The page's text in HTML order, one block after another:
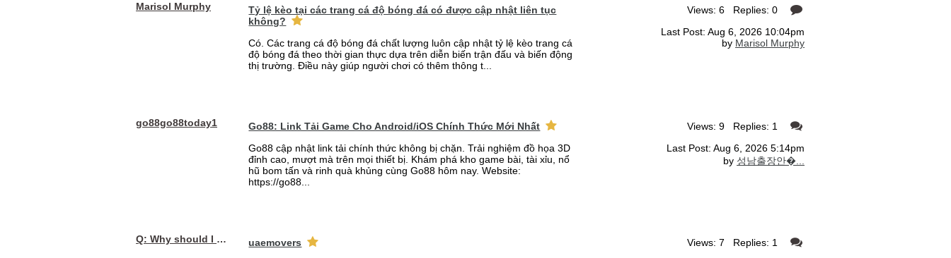
Marisol Murphy
Tỷ lệ kèo tại các trang cá độ bóng đá có được cập nhật liên tục
không?
Có. Các trang cá độ bóng đá chất lượng luôn cập nhật tỷ lệ kèo trang cá
độ bóng đá theo thời gian thực dựa trên diễn biến trận đấu và biến động
thị trường. Điều này giúp người chơi có thêm thông t...
Views: 6 Replies: 0
Last Post: Aug 6, 2026 10:04pm
by Marisol Murphy
go88go88today1
Go88: Link Tải Game Cho Android/iOS Chính Thức Mới Nhất
Go88 cập nhật link tải chính thức không bị chặn. Trải nghiệm đồ họa 3D
đỉnh cao, mượt mà trên mọi thiết bị. Khám phá kho game bài, tài xỉu, nổ
hũ bom tấn và rinh quà khủng cùng Go88 hôm nay. Website:
https://go88...
Views: 9 Replies: 1
Last Post: Aug 6, 2026 5:14pm
by 성남출장안�...
Q: Why should I choose affordable handyman movers in Dubai for my relocation and maintenance needs?
uaemovers
Views: 7 Replies: 1